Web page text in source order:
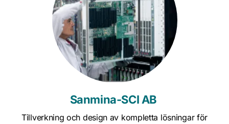
Sanmina-SCI AB
Tillverkning och design av kompletta lösningar för